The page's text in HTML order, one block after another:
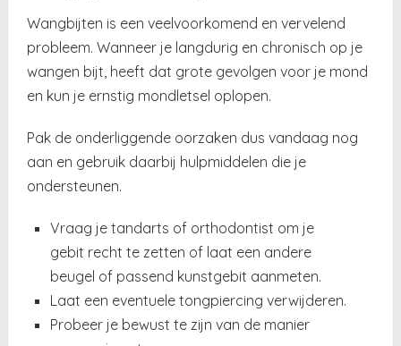
Wangbijten is een veelvoorkomend en vervelend
probleem. Wanneer je langdurig en chronisch op je
wangen bijt, heeft dat grote gevolgen voor je mond
en kun je ernstig mondletsel oplopen.
Pak de onderliggende oorzaken dus vandaag nog
aan en gebruik daarbij hulpmiddelen die je
ondersteunen.
Vraag je tandarts of orthodontist om je
gebit recht te zetten of laat een andere
beugel of passend kunstgebit aanmeten.
Laat een eventuele tongpiercing verwijderen.
Probeer je bewust te zijn van de manier